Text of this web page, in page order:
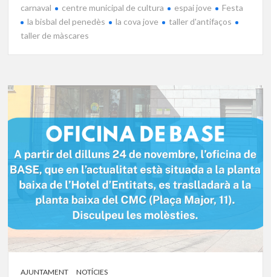
carnaval centre municipal de cultura espai jove
Festa
la bisbal del penedès
la cova jove
taller d'antifaços
taller de màscares
AJUNTAMENT NOTÍCIES